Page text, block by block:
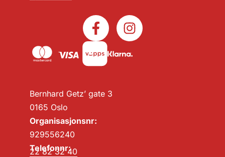
Bernhard Getz’ gate 3
0165 Oslo
Organisasjonsnr:
929556240
Telefonnr:
22 82 32 40